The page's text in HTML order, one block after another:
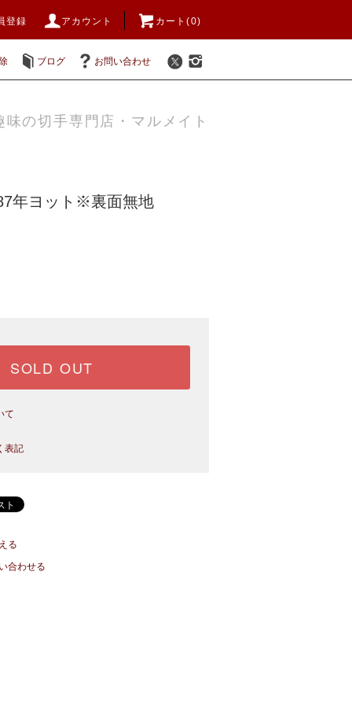
登録 アカウント カート(0)
ブログ お問い合わせ
味の切手専門店・マルメイト
年ヨット※裏面無地
SOLD OUT
て
表記
る
合わせる